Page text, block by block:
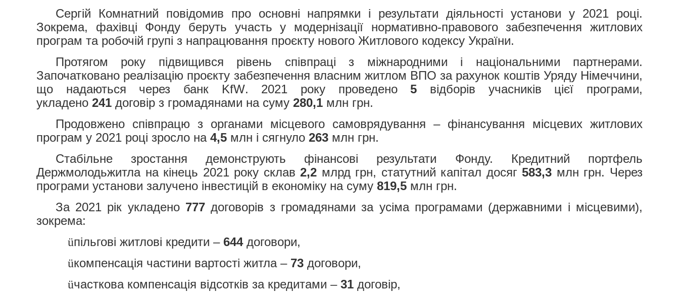
Сергій Комнатний повідомив про основні напрямки і результати діяльності установи у 2021 році.
Зокрема, фахівці Фонду беруть участь у модернізації нормативно-правового забезпечення житлових
програм та робочій групі з напрацювання проєкту нового Житлового кодексу України.
Протягом року підвищився рівень співпраці з міжнародними і національними партнерами.
Започатковано реалізацію проєкту забезпечення власним житлом ВПО за рахунок коштів Уряду Німеччини,
що надаються через банк KfW. 2021 року проведено5 відборів учасників цієї програми,
укладено 241 договір з громадянами на суму 280,1 млн грн.
Продовжено співпрацю з органами місцевого самоврядування – фінансування місцевих житлових
програм у 2021 році зросло на 4,5 млн і сягнуло 263 млн грн.
Стабільне зростання демонструють фінансові результати Фонду. Кредитний портфель
Держмолодьжитла на кінець 2021 року склав2,2 млрд грн, статутний капітал досяг583,3 млн грн. Через
програми установи залучено інвестицій в економіку на суму 819,5 млн грн.
За 2021 рік укладено 777 договорів з громадянами за усіма програмами (державними і місцевими),
зокрема:
üпільгові житлові кредити – 644договори,
üкомпенсація частини вартості житла – 73договори,
üчасткова компенсація відсотків за кредитами – 31договір,